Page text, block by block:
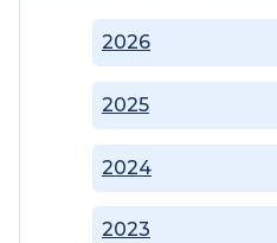
2023
2024
2025
2026